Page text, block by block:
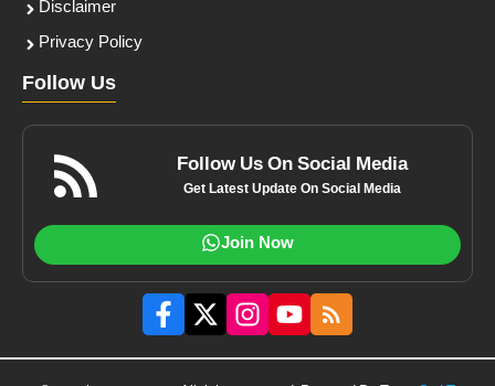
Disclaimer
Privacy Policy
Follow Us
Follow Us On Social Media
Get Latest Update On Social Media
Join Now